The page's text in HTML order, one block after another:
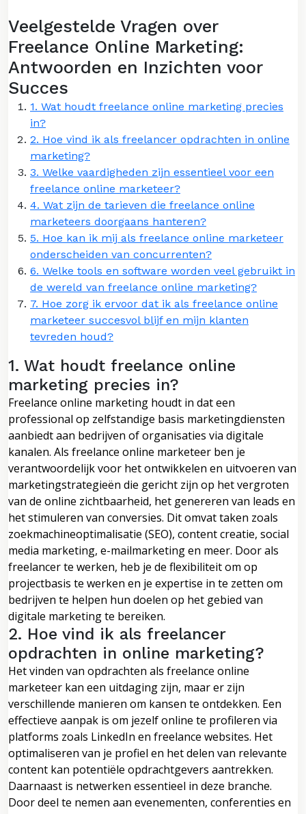
Veelgestelde Vragen over
Freelance Online Marketing:
Antwoorden en Inzichten voor
Succes
1. Wat houdt freelance online marketing precies
in?
2. Hoe vind ik als freelancer opdrachten in online
marketing?
3. Welke vaardigheden zijn essentieel voor een
freelance online marketeer?
4. Wat zijn de tarieven die freelance online
marketeers doorgaans hanteren?
5. Hoe kan ik mij als freelance online marketeer
onderscheiden van concurrenten?
6. Welke tools en software worden veel gebruikt in
de wereld van freelance online marketing?
7. Hoe zorg ik ervoor dat ik als freelance online
marketeer succesvol blijf en mijn klanten
tevreden houd?
1. Wat houdt freelance online
marketing precies in?
Freelance online marketing houdt in dat een
professional op zelfstandige basis marketingdiensten
aanbiedt aan bedrijven of organisaties via digitale
kanalen. Als freelance online marketeer ben je
verantwoordelijk voor het ontwikkelen en uitvoeren van
marketingstrategieën die gericht zijn op het vergroten
van de online zichtbaarheid, het genereren van leads en
het stimuleren van conversies. Dit omvat taken zoals
zoekmachineoptimalisatie (SEO), content creatie, social
media marketing, e-mailmarketing en meer. Door als
freelancer te werken, heb je de flexibiliteit om op
projectbasis te werken en je expertise in te zetten om
bedrijven te helpen hun doelen op het gebied van
digitale marketing te bereiken.
2. Hoe vind ik als freelancer
opdrachten in online marketing?
Het vinden van opdrachten als freelance online
marketeer kan een uitdaging zijn, maar er zijn
verschillende manieren om kansen te ontdekken. Een
effectieve aanpak is om jezelf online te profileren via
platforms zoals LinkedIn en freelance websites. Het
optimaliseren van je profiel en het delen van relevante
content kan potentiële opdrachtgevers aantrekken.
Daarnaast is netwerken essentieel in deze branche.
Door deel te nemen aan evenementen, conferenties en